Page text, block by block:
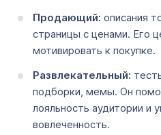
Продающий: описания
страницы с ценами. Его
мотивировать к покупке.
Развлекательный:
подборки, мемы. Он
лояльность аудитории и
вовлеченность.